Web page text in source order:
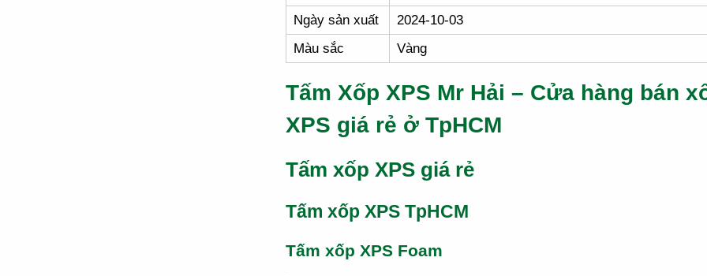
Ngày sản xuất
2024-10-03
Màu sắc
Vàng
Tấm Xốp XPS Mr Hải – Cửa hàng bán
XPS giá rẻ ở TpHCM
Tấm xốp XPS giá rẻ
Tấm xốp XPS TpHCM
Tấm xốp XPS Foam